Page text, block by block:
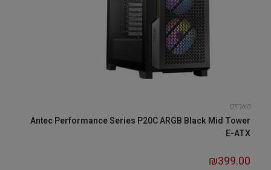
מארזים
Antec Performance Series P20C ARGB Black Mid Tower
E-ATX
₪399.00